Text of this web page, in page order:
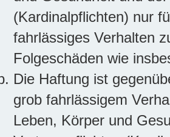
(Kardinalpflichten) nur
fahrlässiges Verhalten
Folgeschäden wie
Die Haftung ist
grob fahrlässigem
Leben, Körper und